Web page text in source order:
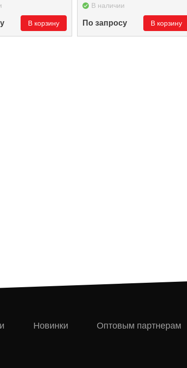
В корзину
В наличии
По запросу В корзину
Новинки Оптовым партнерам